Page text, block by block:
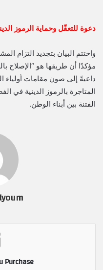
دعوة للتعقّل وحماية الرموز
واختتم البيان بتجديد التزام
مؤكدًا أن طريقها هو “الإصلاح
داعيةً إلى صون مقامات أولياء
المتاجرة بالرموز الدينية في
الفتنة بين أبناء الوطن.
Purchase